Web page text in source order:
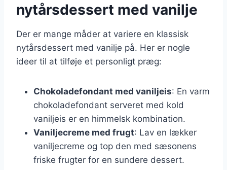
nytårsdessert med vanilje
Der er mange måder at variere en klassisk
nytårsdessert med vanilje på. Her er nogle
ideer til at tilføje et personligt præg:
Chokoladefondant med vaniljeis: En varm
chokoladefondant serveret med kold
vaniljeis er en himmelsk kombination.
Vaniljecreme med frugt: Lav en lækker
vaniljecreme og top den med sæsonens
friske frugter for en sundere dessert.